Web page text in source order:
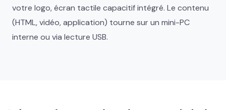
votre logo, écran tactile capacitif intégré. Le contenu
(HTML, vidéo, application) tourne sur un mini-PC
interne ou via lecture USB.